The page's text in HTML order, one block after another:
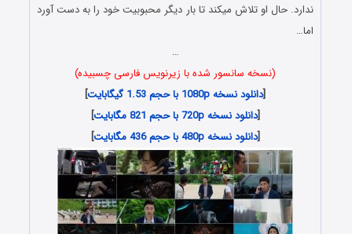
ندارد. حال او تلاش میکند تا بار دیگر محبوبیت خود را به دست آورد
اما…
…
(نسخه سانسور شده با زیرنویس فارسی چسبیده)
[دانلود نسخه 1080p با حجم 1.53 گیگابایت
]
[دانلود نسخه 720p با حجم 821 مگابایت
]
[دانلود نسخه 480p با حجم 436 مگابایت ]